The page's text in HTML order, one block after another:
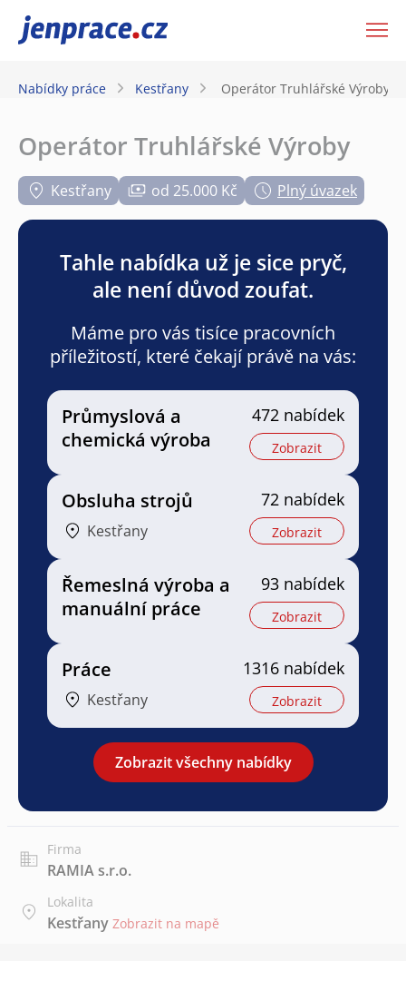
JenPráce.cz
Nabídky práce Kestřany Operátor Truhlářské Výroby
Operátor Truhlářské Výroby
Kestřany od 25.000 Kč Plný úvazek
Tahle nabídka už je sice pryč,
ale není důvod zoufat.
Máme pro vás tisíce pracovních
příležitostí, které čekají právě na vás:
Průmyslová a
chemická výroba
472 nabídek
Zobrazit
Obsluha strojů
Kestřany
72 nabídek
Zobrazit
Řemeslná výroba a
manuální práce
93 nabídek
Zobrazit
Práce
Kestřany
1316 nabídek
Zobrazit
Zobrazit všechny nabídky
Firma
RAMIA s.r.o.
Lokalita
Kestřany Zobrazit na mapě